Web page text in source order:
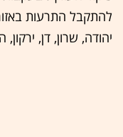
להתקבל התרעות
יהודה, שרון, דן,